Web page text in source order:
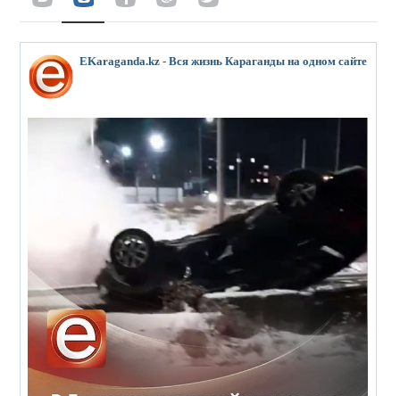
EKaraganda.kz - Вся жизнь Караганды на одном сайте